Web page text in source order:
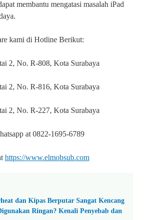
membantu mengatasi masalah iPad
kami di Hotline Berikut:
2, No. R-808, Kota Surabaya
2, No. R-816, Kota Surabaya
2, No. R-227, Kota Surabaya
at 0822-1695-6789
https://www.elmobsub.com
dan Kipas Berputar Sangat Kencang
Ringan? Kenali Penyebab dan